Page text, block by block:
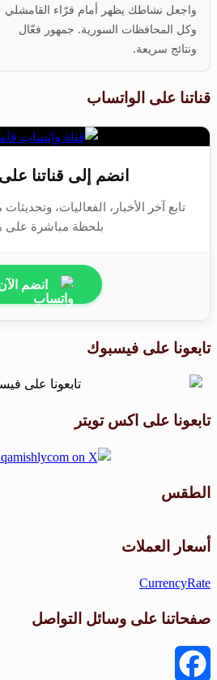
واجعل نشاطك يظهر أمام قرّاء القامشلي
وكل المحافظات السورية. جمهور فعّال
ونتائج سريعة.
قناتنا على الواتساب
انضم إلى قناتنا
تابع آخر الأخبار، الفعاليات،
بلحظة مباشرة على
انضم
تابعونا على فيسبوك
تابعونا على اكس تويتر
الطقس
أسعار العملات
CurrencyRate
صفحاتنا على وسائل التواصل